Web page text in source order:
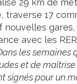
29 km de
traverse 17
nouvelles
avec les
les semaines
et de
signés pour un